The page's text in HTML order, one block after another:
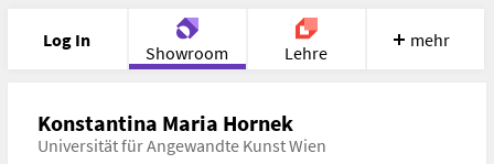
Log In
Showroom Lehre
Portfolio Image Cloud
mehr
Konstantina Maria Hornek
Universität für Angewandte Kunst Wien